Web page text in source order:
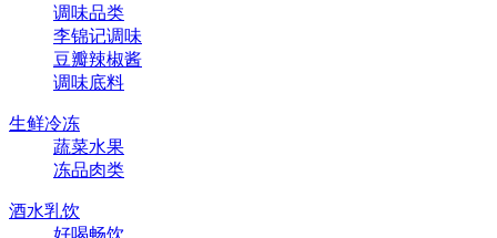
调味品类
李锦记调味
豆瓣辣椒酱
调味底料
生鲜冷冻
蔬菜水果
冻品肉类
酒水乳饮
好喝畅饮